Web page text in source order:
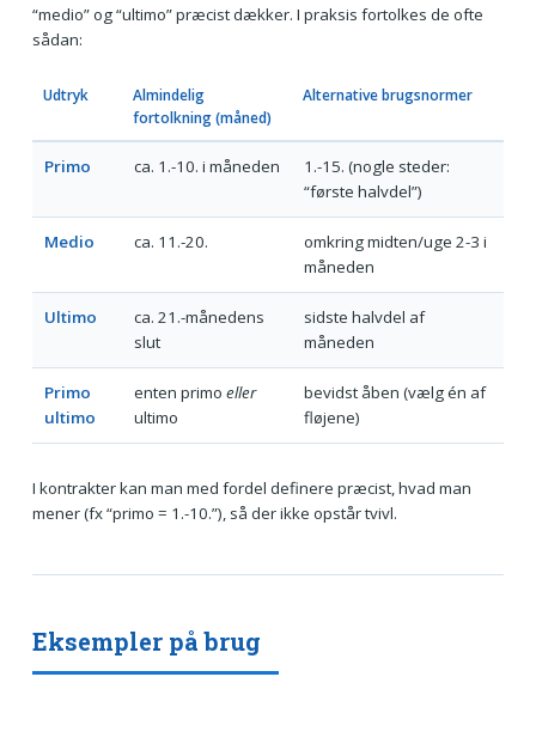
“medio” og “ultimo” præcist dækker. I praksis fortolkes de ofte
sådan:
Udtryk
Almindelig
fortolkning (måned)
Alternative brugsnormer
Primo ca. 1.-10. i måneden
1.-15. (nogle steder:
“første halvdel”)
Medio ca. 11.-20.
omkring midten/uge 2-3 i
måneden
Ultimo
ca. 21.-månedens
slut
sidste halvdel af
måneden
Primo
ultimo
enten primo eller
ultimo
bevidst åben (vælg én af
fløjene)
I kontrakter kan man med fordel definere præcist, hvad man
mener (fx “primo = 1.-10.”), så der ikke opstår tvivl.
Eksempler på brug